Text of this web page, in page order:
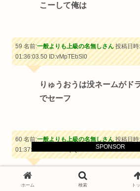
SPONSOR
こーして俺は
59 名前:一般よりも上級の名無しさん投稿日時
01:36:03.50ID:vMpTEbSl0
りゅうおうは没ネームがド
でセーフ
60 名前:一般よりも上級の名無しさん投稿日時
01:37:42.86
ネルゲル「は？」
ホーム 検索 ト